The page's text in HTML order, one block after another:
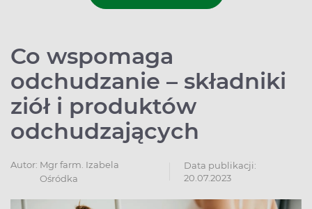
Co wspomaga
odchudzanie – składniki
ziół i produktów
odchudzających
Autor: Mgr farm. Izabela
Ośródka
Data publikacji:
20.07.2023